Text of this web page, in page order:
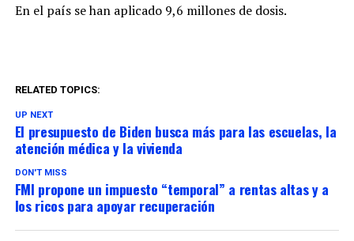
En el país se han aplicado 9,6 millones de dosis.
RELATED TOPICS:
UP NEXT
El presupuesto de Biden busca más para las escuelas, la
atención médica y la vivienda
DON'T MISS
FMI propone un impuesto “temporal” a rentas altas y a
los ricos para apoyar recuperación